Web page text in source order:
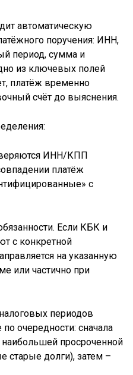
автоматическую
поручения: ИНН,
период, сумма и
из ключевых полей
платёж временно
счёт до выяснения.
ИНН/КПП
платёж
с
Если КБК и
с конкретной
на указанную
или частично при
периодов
очередности: сначала
просроченной
старые долги), затем –